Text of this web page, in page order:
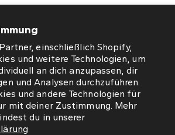
einschließlich Shopify,
und weitere Technologien, um
an dich anzupassen, dir
und Analysen durchzuführen.
und andere Technologien für
mit deiner Zustimmung. Mehr
du in unserer